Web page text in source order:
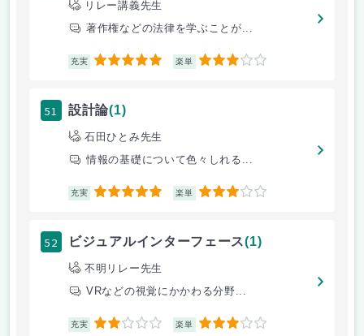
リレー講義先生
著作権などの法律を学ぶことが...
充実 5 楽単 3
51 設計論(1)
石田ひとみ先生
情報の基礎について色々しれる...
充実 5 楽単 3
52 ビジュアルインターフェース(1)
不明リレー先生
VRなどの視覚にかかわる分野...
充実 2 楽単 3